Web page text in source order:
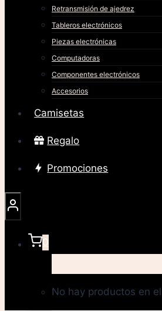
Retransmisión de ajedrez
Tableros electrónicos
Piezas electrónicas
Computadoras
Componentes electrónicos
Accesorios
Camisetas
Regalo
Promociones
0
No hay productos en